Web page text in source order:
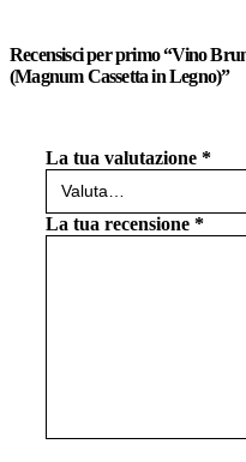
Recensisci per primo “Vino
(Magnum Cassetta in Legno)”
La tua valutazione *
La tua recensione *